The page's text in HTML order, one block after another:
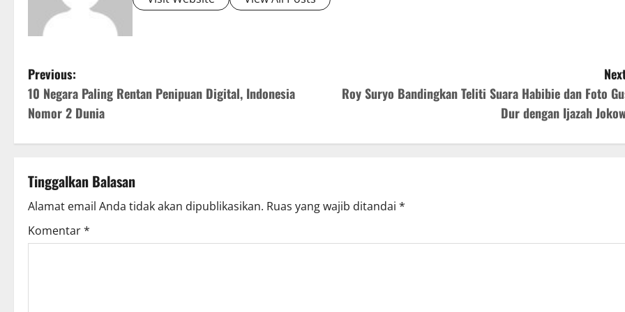
P
o
s
n
a
v
Previous:
10 Negara Paling Rentan Penipuan Digital, Indonesia
Nomor 2 Dunia
Roy Suryo Bandingkan Teliti Suara Habibie dan Foto
Dur dengan Ijazah
Tinggalkan Balasan
Alamat email Anda tidak akan dipublikasikan. Ruas yang wajib ditandai *
Komentar*